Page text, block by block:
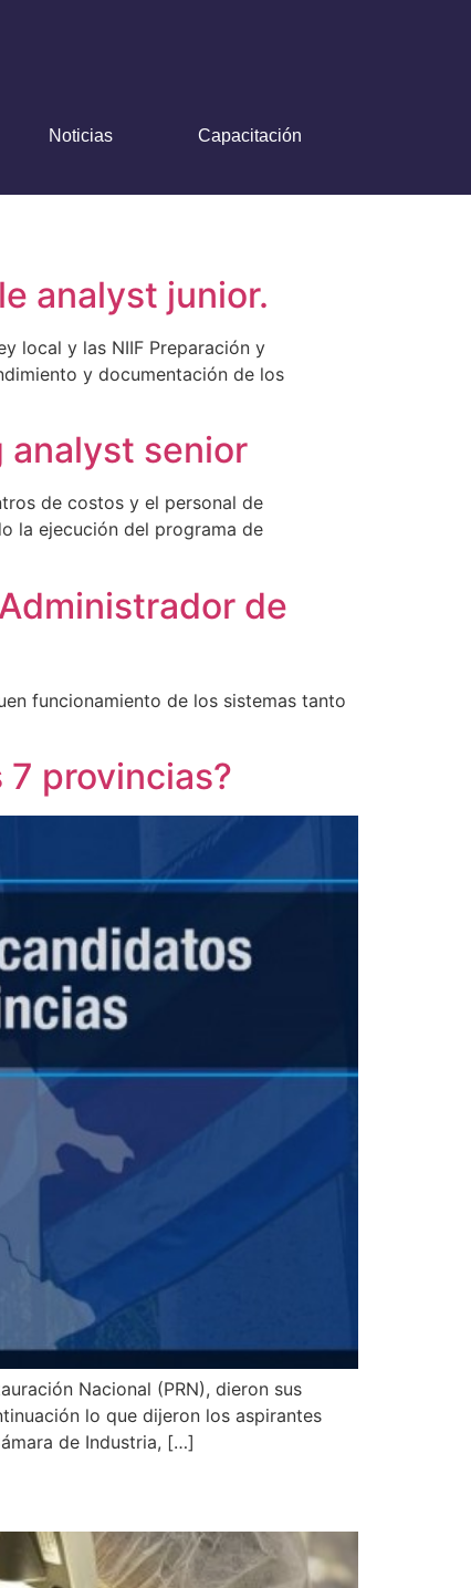
Noticias Capacitación
analyst junior.
local y las NIIF Preparación y
y documentación de los
analyst senior
de costos y el personal de
la ejecución del programa de
de
funcionamiento de los sistemas tanto
provincias?
Nacional (PRN), dieron sus
lo que dijeron los aspirantes
de Industria, […]